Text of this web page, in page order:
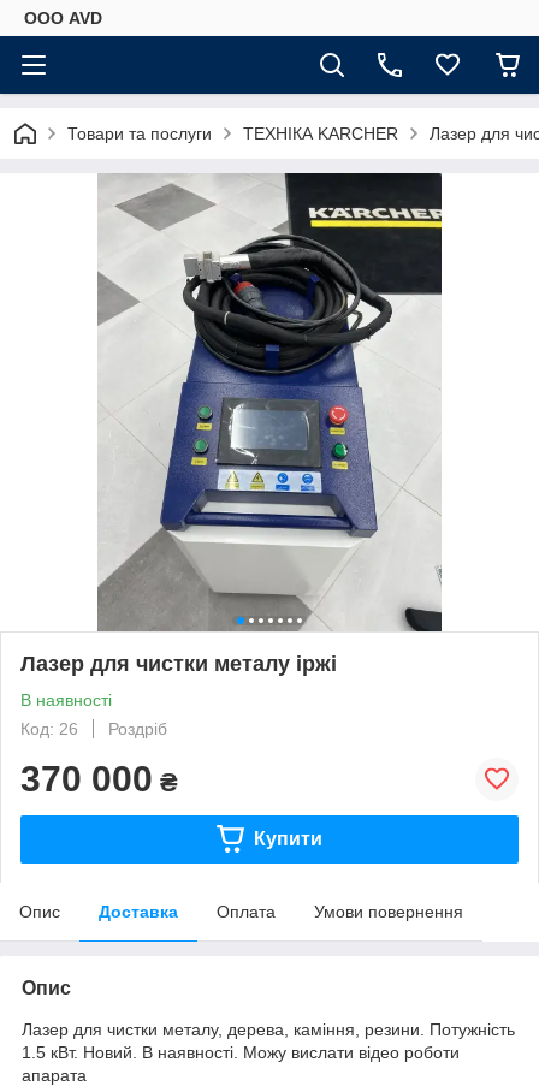
ООО AVD
Товари та послуги ТЕХНІКА KARCHER Лазер для
Лазер для чистки металу іржі
В наявності
Код: 26
Роздріб
370 000 ₴
Купити
Опис Доставка Оплата Умови повернення
Опис
Лазер для чистки металу, дерева, каміння, резини. Потужність
1.5 кВт. Новий. В наявності. Можу вислати відео роботи
апарата